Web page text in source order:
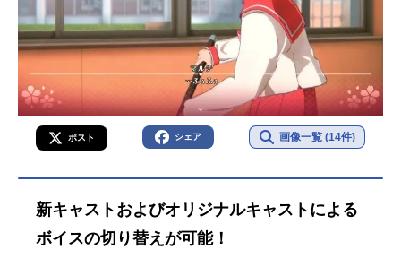
ポスト シェア 画像一覧 (14件)
新キャストおよびオリジナルキャストによる
ボイスの切り替えが可能！